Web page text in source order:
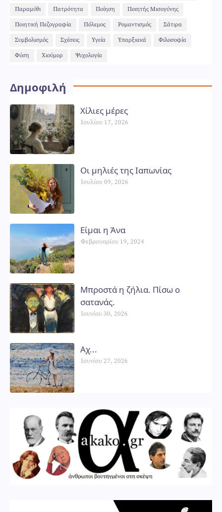
Παραμύθι Πατρότητα Ποίηση Ποιητής Μισογύνης
Ποιητική Πεζογραφία Πόλεμος Ρομαντισμός Σάτιρα
Συμβολισμός Σχέσεις Υγεία Υπαρξιακά Φιλοσοφία
Φύση Χιούμορ Ψυχολογία
Δημοφιλή
Χίλιες μέρες
Ιουλίου 17, 2026
Οι μηλιές της Ιαπωνίας
Ιουλίου 09, 2026
Είμαι η Άνα
Φεβρουαρίου 19, 2024
Μπροστά η ζήλια. Πίσω ο
σατανάς.
Ιουνίου 30, 2026
Αχ...
Ιουνίου 27, 2026